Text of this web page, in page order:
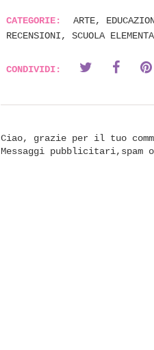
CATEGORIE: ARTE,
RECENSIONI, SCUOLA
CONDIVIDI:
Ciao, grazie per il tuo
Messaggi